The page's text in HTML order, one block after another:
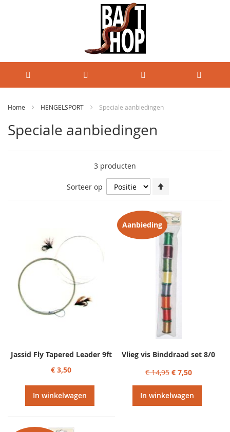
Home HENGELSPORT Speciale aanbiedingen
Speciale aanbiedingen
3 producten
Sorteer op
laag
sorteren
Jassid Fly Tapered Leader 9ft
€ 3,50
In winkelwagen
Aanbieding
Vlieg vis Binddraad set 8/0
€ 14,95 € 7,50
In winkelwagen